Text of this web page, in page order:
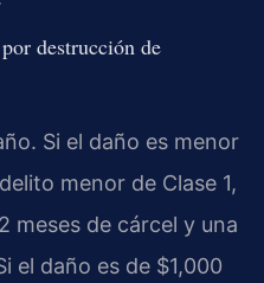
destrucción de
Si el daño es menor
menor de Clase 1,
meses de cárcel y una
el daño es de $1,000